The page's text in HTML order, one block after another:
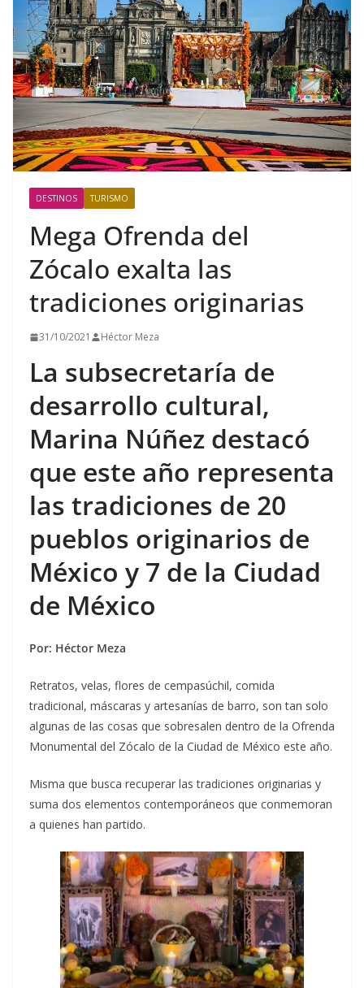
DESTINOS TURISMO
Mega Ofrenda del
Zócalo exalta las
tradiciones originarias
31/10/2021 Héctor Meza
La subsecretaría de
desarrollo cultural,
Marina Núñez destacó
que este año representa
las tradiciones de 20
pueblos originarios de
México y 7 de la Ciudad
de México
Por: Héctor Meza
Retratos, velas, flores de cempasúchil, comida
tradicional, máscaras y artesanías de barro, son tan solo
algunas de las cosas que sobresalen dentro de la Ofrenda
Monumental del Zócalo de la Ciudad de México este año.
Misma que busca recuperar las tradiciones originarias y
suma dos elementos contemporáneos que conmemoran
a quienes han partido.